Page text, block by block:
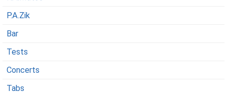
P.A.Zik
Bar
Tests
Concerts
Tabs